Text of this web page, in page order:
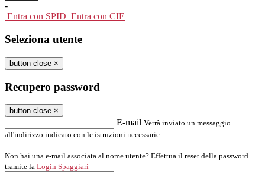
-
Entra con SPID Entra con CIE
Seleziona utente
button close ×
Recupero password
button close ×
E-mail Verrà inviato un messaggio
all'indirizzo indicato con le istruzioni necessarie.
Non hai una e-mail associata al nome utente? Effettua il reset della password
tramite la Login Spaggiari